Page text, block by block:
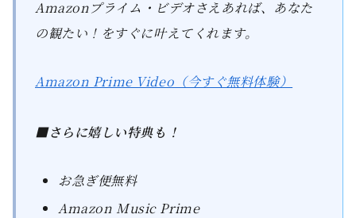
Amazonプライム・ビデオさえあれば、あなた
の観たい！をすぐに叶えてくれます。
Amazon Prime Video（今すぐ無料体験）
■さらに嬉しい特典も！
お急ぎ便無料
Amazon Music Prime